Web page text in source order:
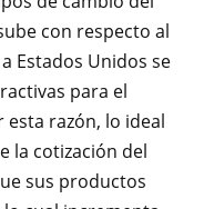
con respecto al
Estados Unidos se
para el
razón, lo ideal
la cotización del
sus productos